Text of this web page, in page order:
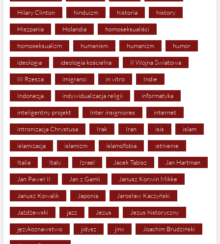
Hilary Clinton hinduizm historia history
Hiszpania Holandia homoseksualiści
homoseksualizm humanism humanizm humor
ideologia ideologia kościelna II Wojna Światowa
III Rzesza imigranci in vitro Indie
Indonezja indywidualizacja religii informatyka
inteligentny projekt Inter insigniores internet
intronizacja Chrystusa Irak Iran isis islam
islamizacja islamizm islamofobia istnienie
Italia Italy Izrael Jacek Tabisz Jan Hartman
Jan Paweł II Jan z Gamli Janusz Korwin Mikke
Janusz Kowalik Japonia Jarosław Kaczyński
Jażdżewski jazz Jezus Jezus historyczny
językoznawstwo jidysz jinx Joachim Brudziński